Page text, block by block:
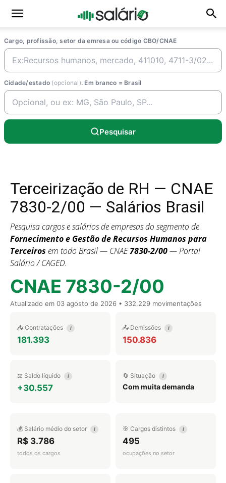
Cargo, profissão, setor da emresa ou código CBO/CNAE
Cidade/estado (opcional). Em branco = Brasil
Pesquisar
Terceirização de RH — CNAE
7830-2/00 — Salários Brasil
Pesquisa cargos e salários de empresas do segmento de
Fornecimento e Gestão de Recursos Humanos para
Terceiros em todo Brasil — CNAE7830-2/00— Portal
Salário / CAGED.
CNAE 7830-2/00
Atualizado em 03 agosto de 2026 • 332.229 movimentações
📥 Contratações i
181.393
📤 Demissões i
150.836
⚖️ Saldo líquido i
+30.557
🔄 Situação i
Com muita demanda
💰 Salário médio do setor i
R$ 3.786
todos os cargos
🎯 Cargos distintos i
495
ocupações no setor